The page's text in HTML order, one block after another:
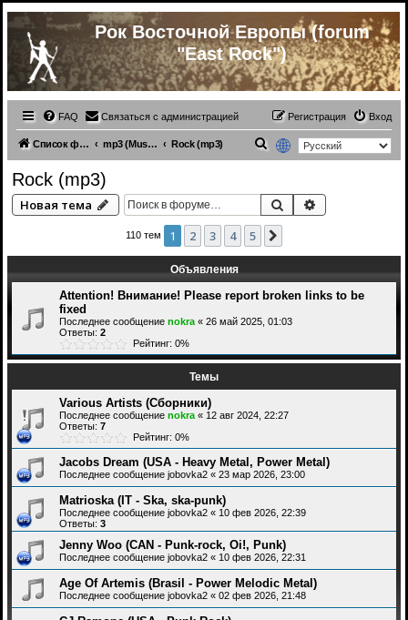
Рок Восточной Европы (forum
"East Rock")
FAQ Связаться с администрацией Вход
Регистрация
Список форумов mp3 (Music from other countries) Rock (mp3)
с
к
Rock (mp3)
Новая тема Поиск
110 тем 1 2 3 4 5
Объявления
Attention! Внимание! Please report broken links to be
fixed
Последнее сообщение nokra « 26 май 2025, 01:03
Ответы: 2
Рейтинг: 0%
Темы
Various Artists (Сборники)
Последнее сообщение nokra « 12 авг 2024, 22:27
Ответы: 7
Рейтинг: 0%
Jacobs Dream (USA - Heavy Metal, Power Metal)
Последнее сообщение jobovka2 « 23 мар 2026, 23:00
Matrioska (IT - Ska, ska-punk)
Последнее сообщение jobovka2 « 10 фев 2026, 22:39
Ответы: 3
Jenny Woo (CAN - Punk-rock, Oi!, Punk)
Последнее сообщение jobovka2 « 10 фев 2026, 22:31
Age Of Artemis (Brasil - Power Melodic Metal)
Последнее сообщение jobovka2 « 02 фев 2026, 21:48